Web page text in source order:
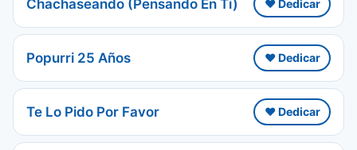
Chachaseando (Pensando En Ti) ❤️ Dedicar
Popurri 25 Años ❤️ Dedicar
Te Lo Pido Por Favor ❤️ Dedicar